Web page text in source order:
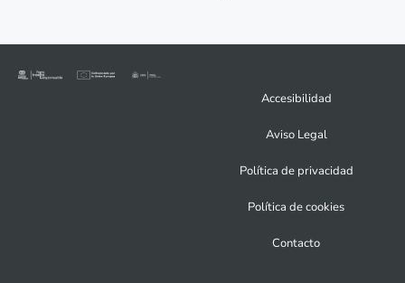
Accesibilidad
Aviso Legal
Política de privacidad
Política de cookies
Contacto